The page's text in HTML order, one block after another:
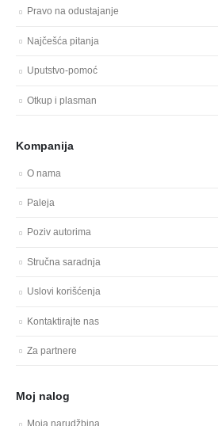
Pravo na odustajanje
Najčešća pitanja
Uputstvo-pomoć
Otkup i plasman
Kompanija
O nama
Paleja
Poziv autorima
Stručna saradnja
Uslovi korišćenja
Kontaktirajte nas
Za partnere
Moj nalog
Moja narudžbina